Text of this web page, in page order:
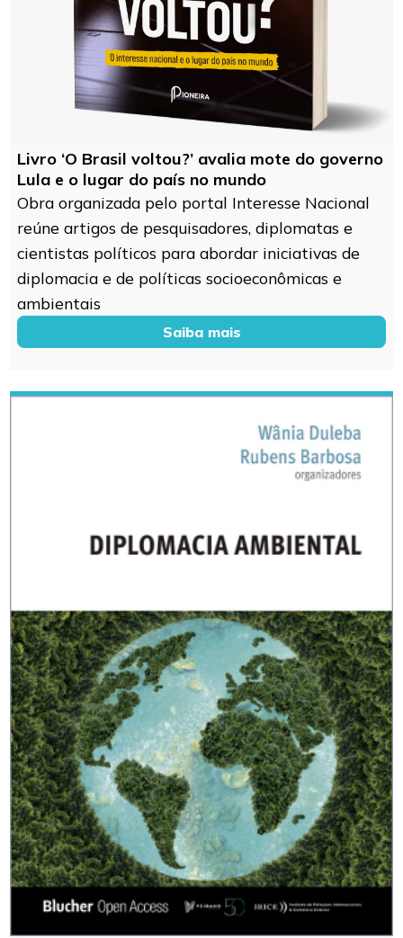
Livro ‘O Brasil voltou?’ avalia mote do governo
Lula e o lugar do país no mundo
Obra organizada pelo portal Interesse Nacional
reúne artigos de pesquisadores, diplomatas e
cientistas políticos para abordar iniciativas de
diplomacia e de políticas socioeconômicas e
ambientais
Saiba mais